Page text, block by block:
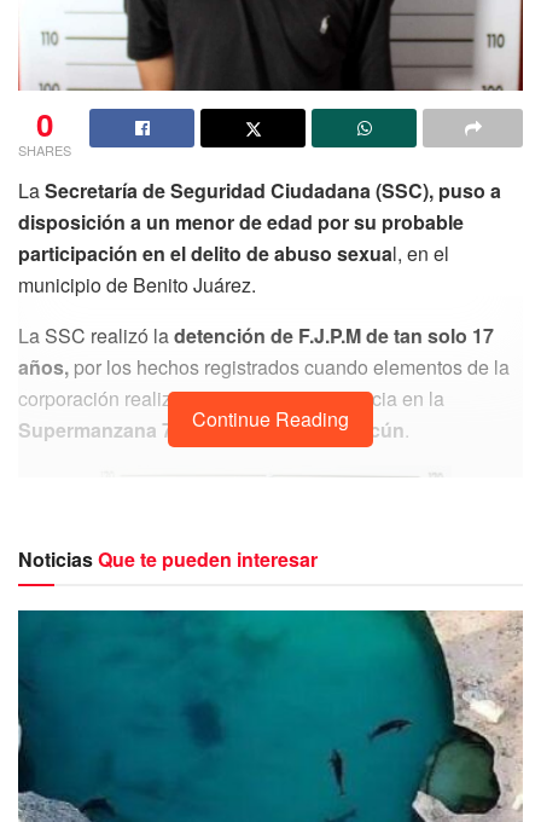
0
SHARES
LaSecretaría de Seguridad Ciudadana (SSC), puso a
disposición a un menor de edad por su probable
participación en el delito de abuso sexual, en el
municipio de Benito Juárez.
La SSC realizó ladetención de F.J.P.M de tan solo 17
años, por los hechos registrados cuando elementos de la
corporación realizaban labores de vigilancia en la
Supermanzana 77 de la ciudad de Cancún.
Continue Reading
NoticiasQue te pueden interesar